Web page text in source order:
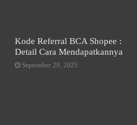
Kode Referral BCA Shopee :
Detail Cara Mendapatkannya
September 29, 2025